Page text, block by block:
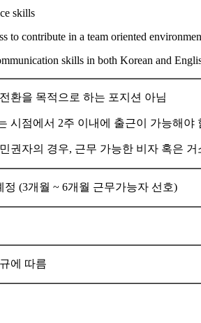
skills
to contribute in a team oriented
skills in both Korean and
환을 목적으로 하는 포지션 아님
시점에서 2주 이내에 출근이 가능해
권자의 경우, 근무 가능한 비자 혹은
(3개월 ~ 6개월 근무가능자 선호)
에 따름